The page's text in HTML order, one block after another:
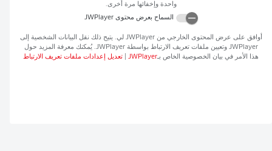
واحدة وإخفائها مرة أخرى.
السماح بعرض محتوىJWPlayer
أوافق على عرض المحتوى الخارجي منJWPlayer لي. يتيح ذلك نقل البيانات الشخصية إلى
JWPlayer وتعيين ملفات تعريف الارتباط بواسطةJWPlayer. يُمكنك معرفة المزيد حول
هذا الأمر في بيان الخصوصية الخاص بـJWPlayer تعديل إعدادات ملفات تعريف الارتباط